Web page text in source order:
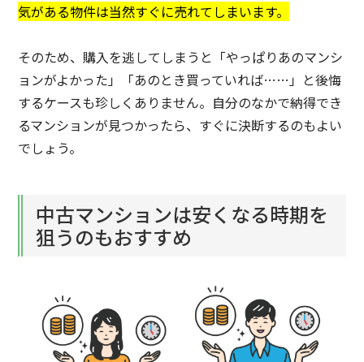
気がある物件は当然すぐに売れてしまいます。
そのため、購入を逃してしまうと「やっぱりあのマンシ
ョンがよかった」「あのとき買っていれば……」と後悔
するケースも珍しくありません。自分のなかで納得でき
るマンションが見つかったら、すぐに決断するのもよい
でしょう。
中古マンションは安くなる時期を
狙うのもおすすめ